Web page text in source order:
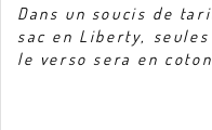
Dans un soucis de
sac en Liberty,
le verso sera en